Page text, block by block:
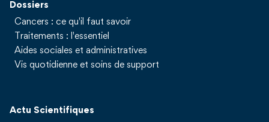
Dossiers
Cancers : ce qu'il faut savoir
Traitements : l'essentiel
Aides sociales et administratives
Vis quotidienne et soins de support
Actu Scientifiques